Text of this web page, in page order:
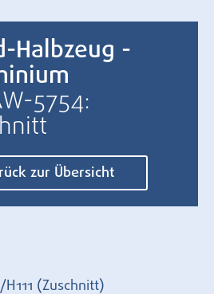
Halbzeug -
5754:
zur Übersicht
(Zuschnitt)